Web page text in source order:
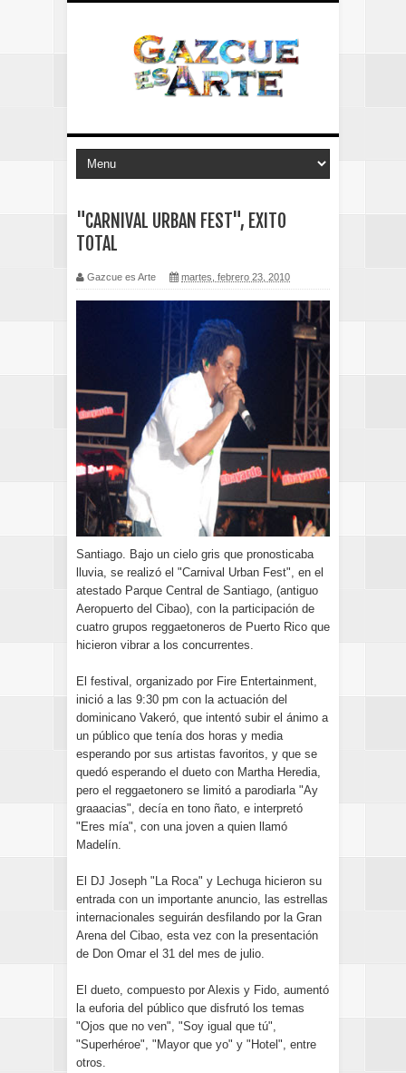
"CARNIVAL URBAN FEST", EXITO
TOTAL
Gazcue es Arte martes, febrero 23, 2010
Santiago. Bajo un cielo gris que pronosticaba
lluvia, se realizó el "Carnival Urban Fest", en el
atestado Parque Central de Santiago, (antiguo
Aeropuerto del Cibao), con la participación de
cuatro grupos reggaetoneros de Puerto Rico que
hicieron vibrar a los concurrentes.
El festival, organizado por Fire Entertainment,
inició a las 9:30 pm con la actuación del
dominicano Vakeró, que intentó subir el ánimo a
un público que tenía dos horas y media
esperando por sus artistas favoritos, y que se
quedó esperando el dueto con Martha Heredia,
pero el reggaetonero se limitó a parodiarla "Ay
graaacias", decía en tono ñato, e interpretó
"Eres mía", con una joven a quien llamó
Madelín.
El DJ Joseph "La Roca" y Lechuga hicieron su
entrada con un importante anuncio, las estrellas
internacionales seguirán desfilando por la Gran
Arena del Cibao, esta vez con la presentación
de Don Omar el 31 del mes de julio.
El dueto, compuesto por Alexis y Fido, aumentó
la euforia del público que disfrutó los temas
"Ojos que no ven", "Soy igual que tú",
"Superhéroe", "Mayor que yo" y "Hotel", entre
otros.